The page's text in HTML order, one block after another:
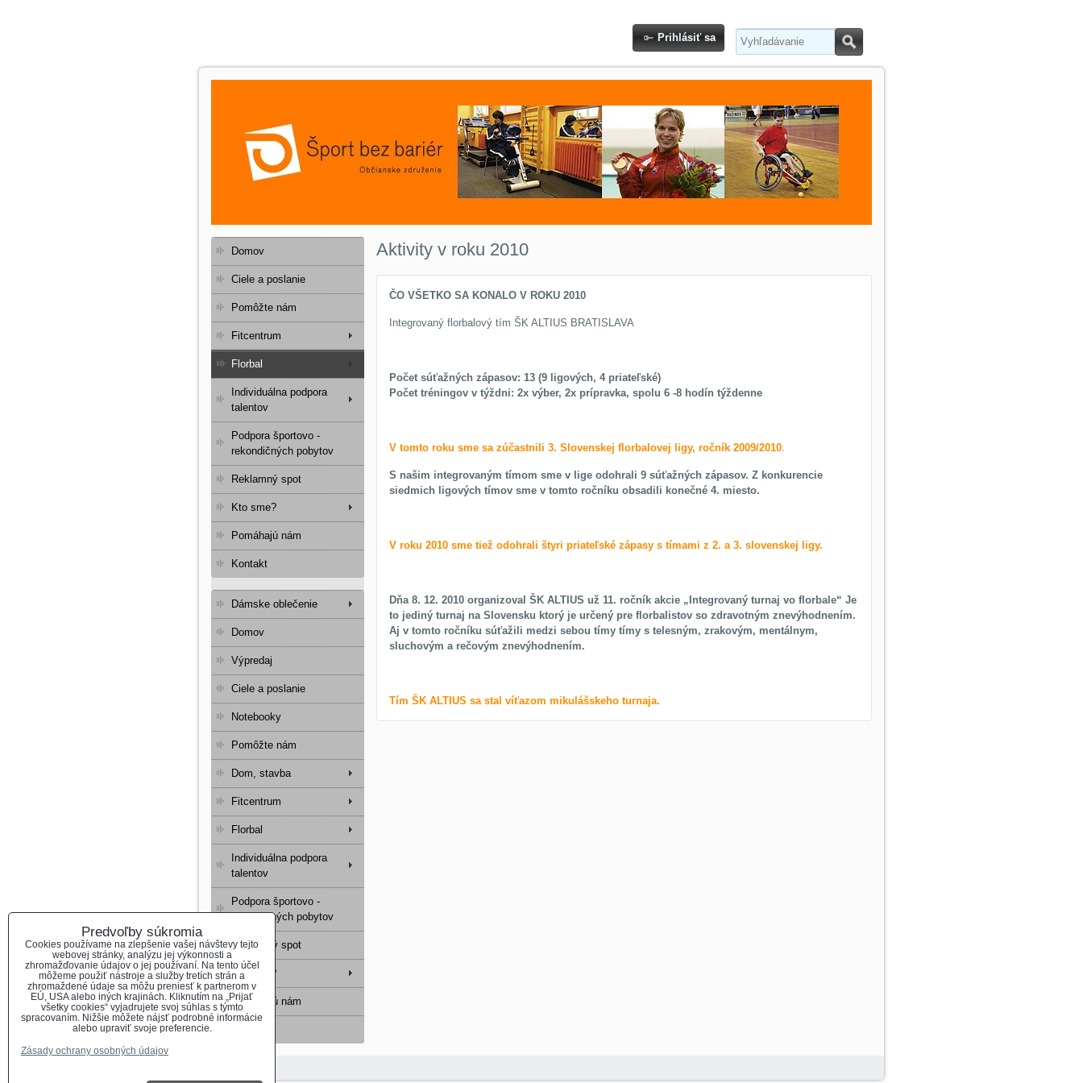
Prihlásiť sa
Aktivity v roku 2010
ČO VŠETKO SA KONALO V ROKU 2010
Integrovaný florbalový tím ŠK ALTIUS BRATISLAVA
Počet súťažných zápasov: 13 (9 ligových, 4 priateľské)
Počet tréningov v týždni: 2x výber, 2x prípravka, spolu 6 -8 hodín týždenne
V tomto roku sme sa zúčastnili 3. Slovenskej florbalovej ligy, ročník 2009/2010.
S našim integrovaným tímom sme v lige odohrali 9 súťažných zápasov. Z konkurencie
siedmich ligových tímov sme v tomto ročníku obsadili konečné 4. miesto.
V roku 2010 sme tiež odohrali štyri priateľské zápasy s tímami z 2. a 3. slovenskej ligy.
Dňa 8. 12. 2010 organizoval ŠK ALTIUS už 11. ročník akcie „Integrovaný turnaj vo florbale“ Je
to jediný turnaj na Slovensku ktorý je určený pre florbalistov so zdravotným znevýhodnením.
Aj v tomto ročníku súťažili medzi sebou tímy tímy s telesným, zrakovým, mentálnym,
sluchovým a rečovým znevýhodnením.
Tím ŠK ALTIUS sa stal víťazom mikulášskeho turnaja.
Domov
Ciele a poslanie
Pomôžte nám
Fitcentrum
Florbal
Individuálna podpora
talentov
Podpora športovo -
rekondičných pobytov
Reklamný spot
Kto sme?
Pomáhajú nám
Kontakt
Dámske oblečenie
Domov
Výpredaj
Ciele a poslanie
Notebooky
Pomôžte nám
Dom, stavba
Fitcentrum
Florbal
Individuálna podpora
talentov
Podpora športovo -
rekondičných pobytov
Reklamný spot
Kto sme?
Pomáhajú nám
Predvoľby súkromia
Cookies používame na zlepšenie vašej návštevy tejto
webovej stránky, analýzu jej výkonnosti a
zhromažďovanie údajov o jej používaní. Na tento účel
môžeme použiť nástroje a služby tretích strán a
zhromaždené údaje sa môžu preniesť k partnerom v
EÚ, USA alebo iných krajinách. Kliknutím na „Prijať
všetky cookies“ vyjadrujete svoj súhlas s týmto
spracovaním. Nižšie môžete nájsť podrobné informácie
alebo upraviť svoje preferencie.
Zásady ochrany osobných údajov